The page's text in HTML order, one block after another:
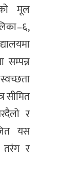
मूल
सम्पन्न
सीमित
र
यस
तरंग र